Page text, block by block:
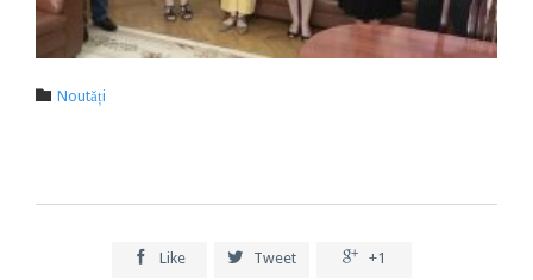
 Category
Noutăți
 Like  Tweet  +1